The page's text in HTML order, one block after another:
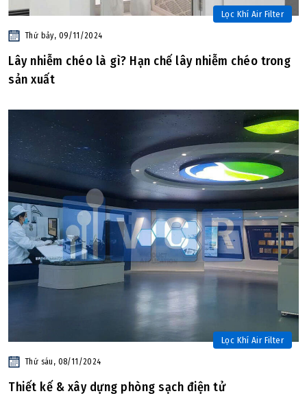
Lọc Khí Air Filter
Thứ bảy, 09/11/2024
Lây nhiễm chéo là gì? Hạn chế lây nhiễm chéo trong
sản xuất
Lọc Khí Air Filter
Thứ sáu, 08/11/2024
Thiết kế & xây dựng phòng sạch điện tử